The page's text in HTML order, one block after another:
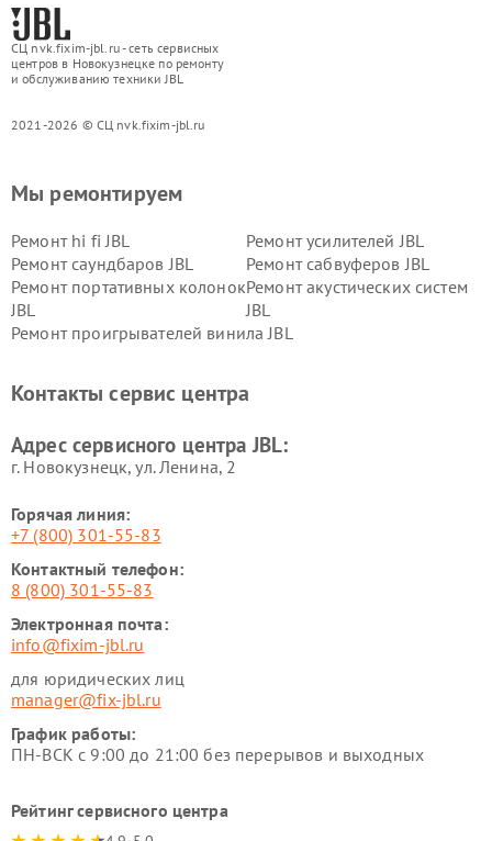
СЦ nvk.fixim-jbl.ru - сеть сервисных
центров в Новокузнецке по ремонту
и обслуживанию техники JBL
2021-2026 © СЦ nvk.fixim-jbl.ru
Мы ремонтируем
Ремонт hi fi JBL
Ремонт усилителей JBL
Ремонт саундбаров JBL
Ремонт сабвуферов JBL
Ремонт портативных колонок
JBL
Ремонт акустических систем
JBL
Ремонт проигрывателей винила JBL
Контакты сервис центра
Адрес сервисного центра JBL:
г. Новокузнецк, ул. Ленина, 2
Горячая линия:
+7 (800) 301-55-83
Контактный телефон:
8 (800) 301-55-83
Электронная почта:
info@fixim-jbl.ru
для юридических лиц
manager@fix-jbl.ru
График работы:
ПН-ВСК с 9:00 до 21:00 без перерывов и выходных
Рейтинг сервисного центра